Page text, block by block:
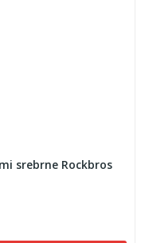
srebrne Rockbros